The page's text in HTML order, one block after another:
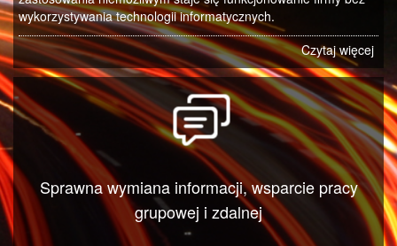
wykorzystywania technologii informatycznych.
Czytaj więcej
Sprawna wymiana informacji, wsparcie pracy
grupowej i zdalnej